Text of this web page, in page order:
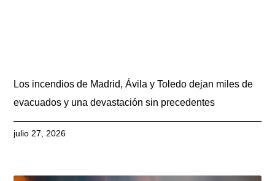
Los incendios de Madrid, Ávila y Toledo dejan miles de
evacuados y una devastación sin precedentes
julio 27, 2026